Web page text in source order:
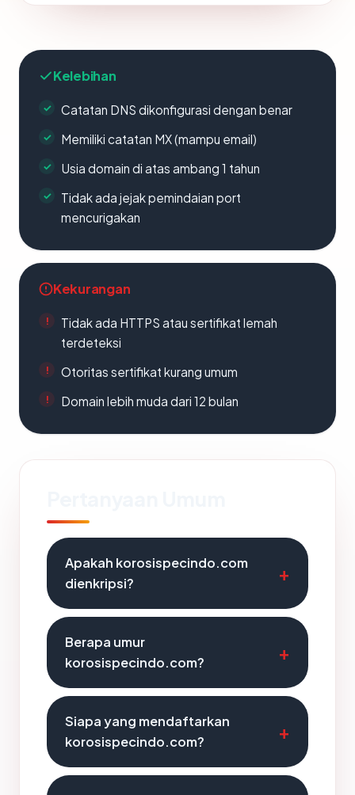
Kelebihan
Catatan DNS dikonfigurasi dengan benar
Memiliki catatan MX (mampu email)
Usia domain di atas ambang 1 tahun
Tidak ada jejak pemindaian port
mencurigakan
Kekurangan
Tidak ada HTTPS atau sertifikat lemah
terdeteksi
Otoritas sertifikat kurang umum
Domain lebih muda dari 12 bulan
Apakah korosispecindo.com
dienkripsi?
Berapa umur
korosispecindo.com?
Siapa yang mendaftarkan
korosispecindo.com?